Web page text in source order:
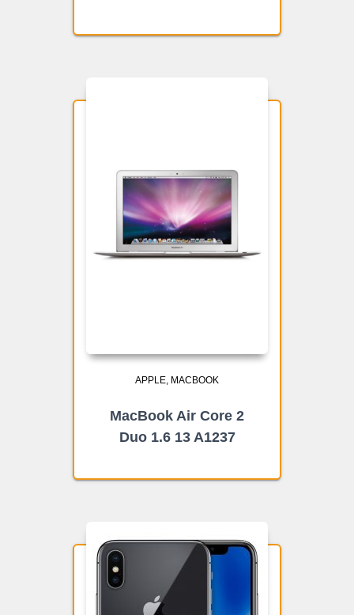
APPLE MACBOOK
MacBook Air Core 2
Duo 1.6 13 A1237